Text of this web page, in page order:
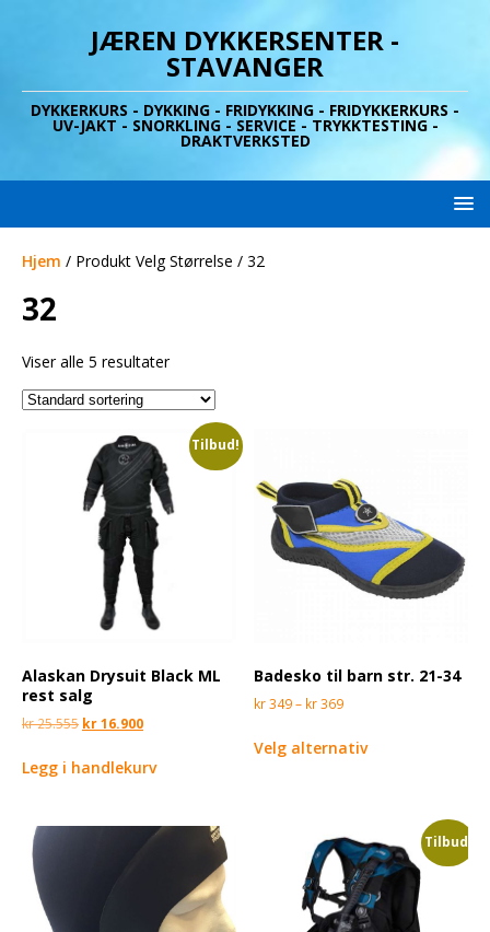
JÆREN DYKKERSENTER -
STAVANGER
DYKKERKURS - DYKKING - FRIDYKKING - FRIDYKKERKURS -
UV-JAKT - SNORKLING - SERVICE - TRYKKTESTING -
DRAKTVERKSTED
Hjem / Produkt Velg Størrelse / 32
32
Viser alle 5 resultater
Tilbud!
Alaskan Drysuit Black ML
rest salg
kr25.555 kr16.900
Legg i handlekurv
Badesko til barn str. 21-34
kr349– kr369
Velg alternativ
Tilbud!